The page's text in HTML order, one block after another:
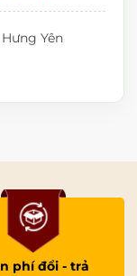
Yên
phí đổi - trả